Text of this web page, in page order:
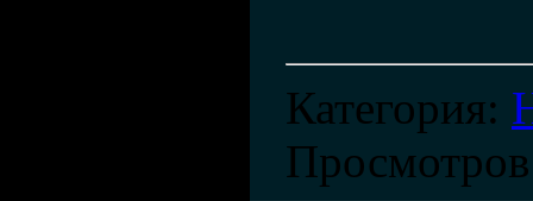
Категория:
Просмотров